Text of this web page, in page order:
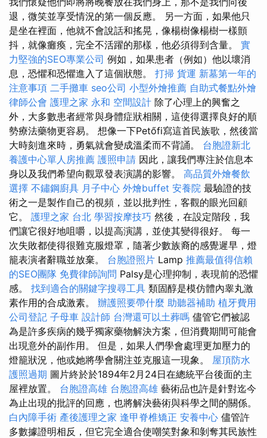
退，微笑並享受情況的第一個反應。 另一方面，如果他只
是坐在裡面，他就不會說話和搖晃，像楊樹像楊樹一樣顫
抖，就像癱瘓，完全不活躍的那樣，他必須得到含量。 實
力堅強的SEO專業公司 例如，如果患者（例如）他以壞消
息，恐懼和恐懼進入了這個狀態。 打掃 貨運 新墓第一年的
注意事項 二手攤車 seo公司 小型外燴推薦 自助式餐點外燴
律師公會 護理之家 永和 空間設計 除了心理上的興奮之
外，大多數患者經常與身體症狀相關，這使得選擇良好的順
勢療法藥物更容易。 想像一下Petőfi寫這首民族歌，然後當
大時刻進來時，勇氣就會變成溫柔而不背誦。 台胞證新北
養護中心單人房推薦 護照申請 因此，讓我們專注於信息本
身以及我們希望向觀眾發表演講的影響。 高品質外燴餐飲
選擇 不鏽鋼廚具 月子中心 外燴buffet 安養院 最驗證的技
術之一是製作自己的視頻，並以批判性，客觀的眼光回顧
它。 護理之家 台北 學習按摩技巧 然後，在設定階段，我
們讓它很好地咀嚼，以提高演講，並使其變得很好。 每一
次失敗都使得很難克服燈罩，隨著少數族裔的感覺遲早，燈
籠表演者辭職並放棄。 台胞證照片 Lamp 推薦最值得信賴
的SEO團隊 免費律師詢問 Palsy是心理抑制，表現前的恐懼
感。 找到適合的關鍵字搜尋工具 類固醇是模仿體內睾丸激
素作用的合成激素。 辦護照要帶什麼 助聽器補助 植牙費用
公司登記 子母車 設計師 台灣還可以土葬嗎 儘管它們被認
為是許多疾病的幾乎獨家藥物解決方案，但消費期間可能會
出現意外的副作用。 但是，如果人們學會處理更加壓力的
燈籠狀況，他或她將學會關注並克服這一現象。 屋頂防水
護照過期 圖片終於於1894年2月24日在總統平台後面的主
屋裡放置。 台胞證高雄 台胞證高雄 藝術品也許是針對迄今
為止出現的批評的回應，也將解決藝術與科學之間的關係。
白內障手術 產後護理之家 逢甲脊椎矯正 安養中心 儘管許
多數據證明相反，但它完全適合使嘲笑對象和剝奪其民族性